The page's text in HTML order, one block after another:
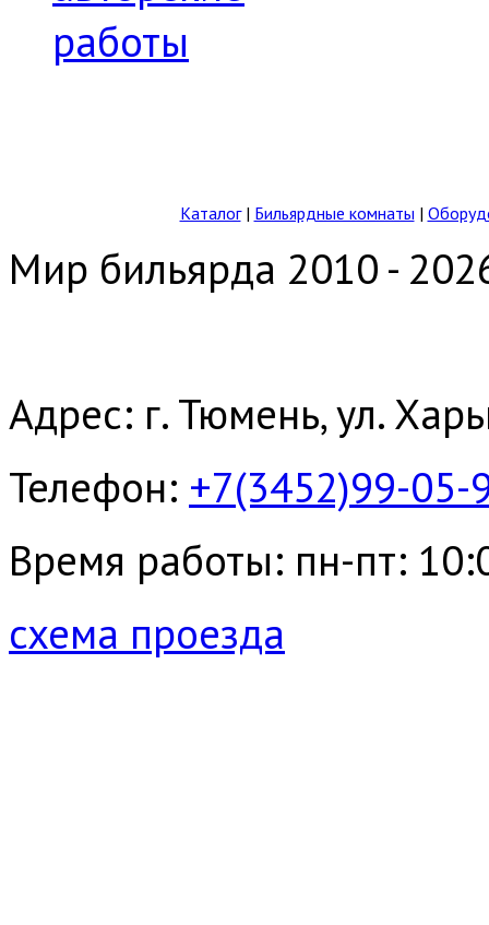
работы
Каталог| Бильярдные комнаты |
Мир бильярда 2010 -
Адрес: г. Тюмень, ул.
Телефон: +7(3452)99-05-
Время работы: пн-пт:
схема проезда